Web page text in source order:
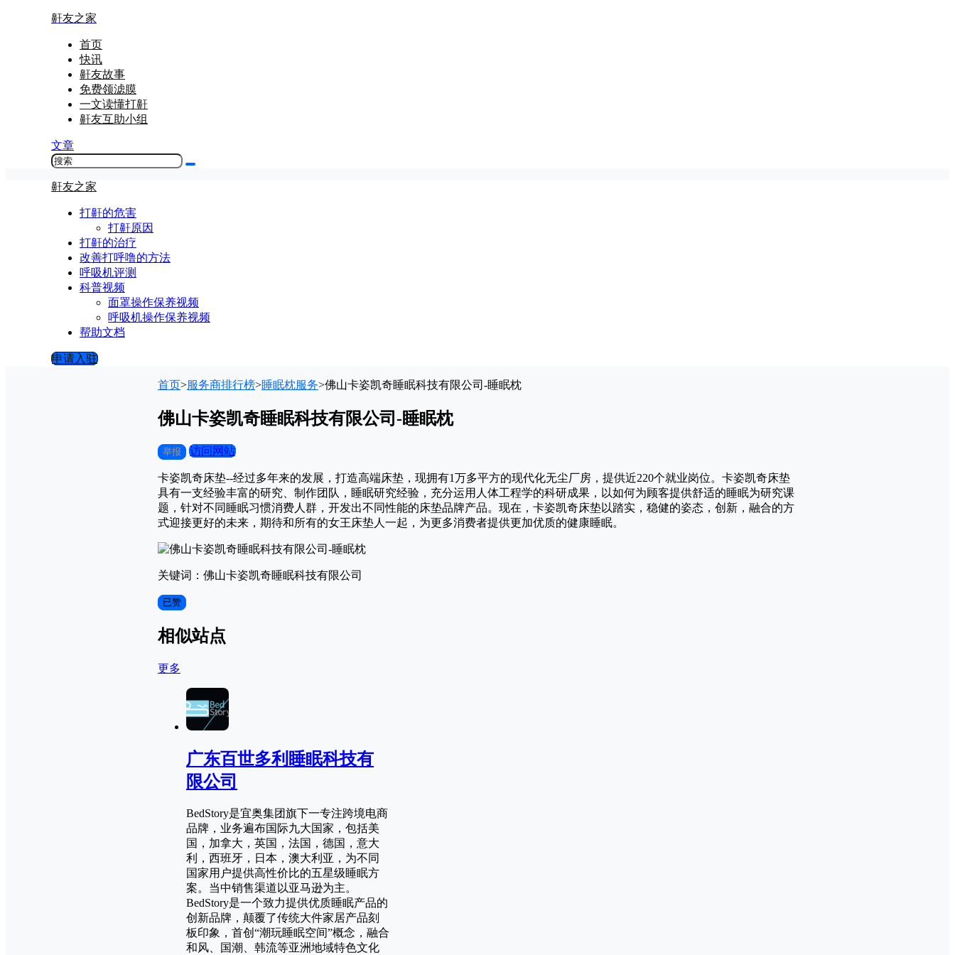
鼾友之家
首页
快讯
鼾友故事
免费领滤膜
一文读懂打鼾
鼾友互助小组
文章
鼾友之家
打鼾的危害
打鼾原因
打鼾的治疗
改善打呼噜的方法
呼吸机评测
科普视频
面罩操作保养视频
呼吸机操作保养视频
帮助文档
申请入驻
首页>服务商排行榜>睡眠枕服务>佛山卡姿凯奇睡眠科技有限公司-睡眠枕
佛山卡姿凯奇睡眠科技有限公司-睡眠枕
举报 访问网站
卡姿凯奇床垫--经过多年来的发展，打造高端床垫，现拥有1万多平方的现代化无尘厂房，提供近220个就业岗位。卡姿凯奇床垫
具有一支经验丰富的研究、制作团队，睡眠研究经验，充分运用人体工程学的科研成果，以如何为顾客提供舒适的睡眠为研究课
题，针对不同睡眠习惯消费人群，开发出不同性能的床垫品牌产品。现在，卡姿凯奇床垫以踏实，稳健的姿态，创新，融合的方
式迎接更好的未来，期待和所有的女王床垫人一起，为更多消费者提供更加优质的健康睡眠。
关键词：佛山卡姿凯奇睡眠科技有限公司
已赞
相似站点
更多
广东百世多利睡眠科技有
限公司
BedStory是宜奥集团旗下一专注跨境电商
品牌，业务遍布国际九大国家，包括美
国，加拿大，英国，法国，德国，意大
利，西班牙，日本，澳大利亚，为不同
国家用户提供高性价比的五星级睡眠方
案。当中销售渠道以亚马逊为主。
BedStory是一个致力提供优质睡眠产品的
创新品牌，颠覆了传统大件家居产品刻
板印象，首创“潮玩睡眠空间”概念，融合
和风、国潮、韩流等亚洲地域特色文化